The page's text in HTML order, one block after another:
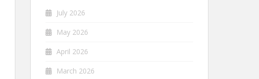
July 2026
May 2026
April 2026
March 2026